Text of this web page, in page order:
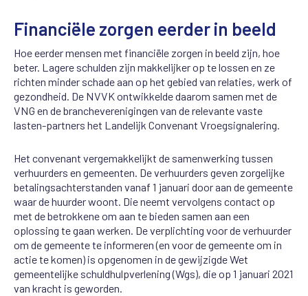
Financiële zorgen eerder in beeld
Hoe eerder mensen met financiële zorgen in beeld zijn, hoe
beter. Lagere schulden zijn makkelijker op te lossen en ze
richten minder schade aan op het gebied van relaties, werk of
gezondheid. De NVVK ontwikkelde daarom samen met de
VNG en de brancheverenigingen van de relevante vaste
lasten-partners het Landelijk Convenant Vroegsignalering.
Het convenant vergemakkelijkt de samenwerking tussen
verhuurders en gemeenten. De verhuurders geven zorgelijke
betalingsachterstanden vanaf 1 januari door aan de gemeente
waar de huurder woont. Die neemt vervolgens contact op
met de betrokkene om aan te bieden samen aan een
oplossing te gaan werken. De verplichting voor de verhuurder
om de gemeente te informeren (en voor de gemeente om in
actie te komen) is opgenomen in de gewijzigde Wet
gemeentelijke schuldhulpverlening (Wgs), die op 1 januari 2021
van kracht is geworden.